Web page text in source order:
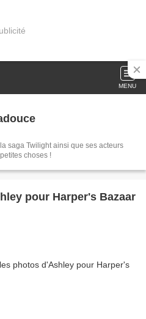
MENU
saga Twilight ainsi que ses acteurs
choses !
pour Harper's Bazaar